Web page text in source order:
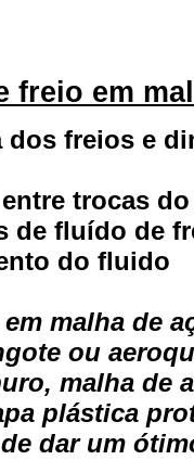
freio em
dos freios e
trocas
de fluído de
do fluido
malha de
ou
malha de
plástica
dar um